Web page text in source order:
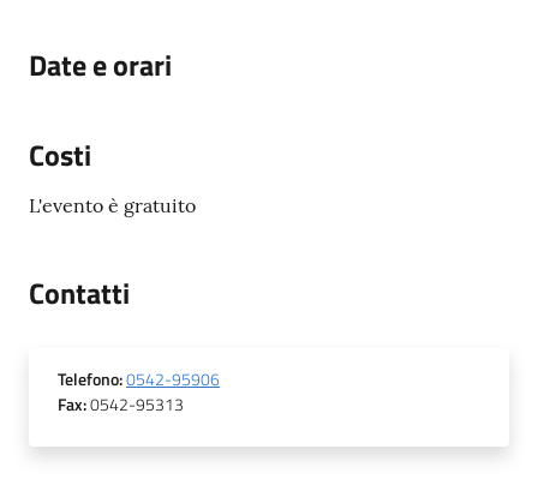
Date e orari
Costi
L'evento è gratuito
Contatti
Telefono:0542-95906
Fax:0542-95313